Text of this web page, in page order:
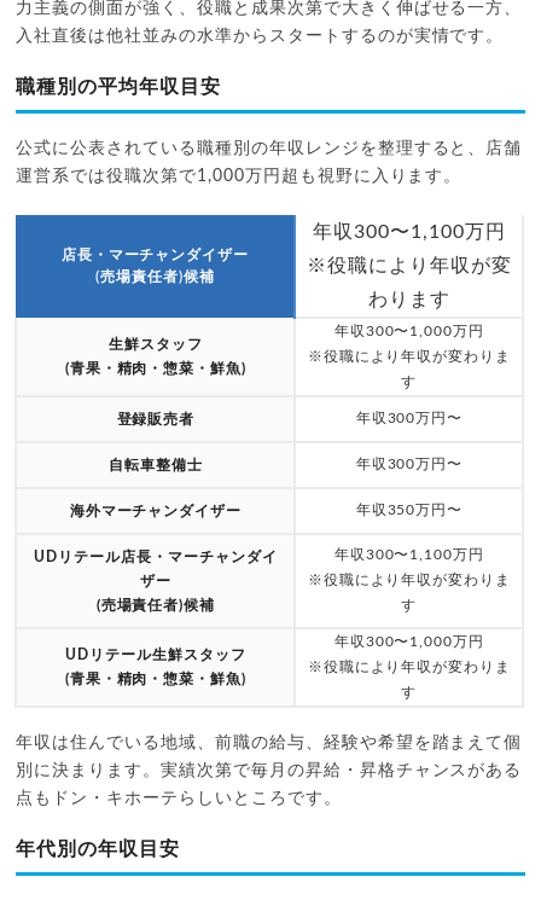
力主義の側面が強く、役職と成果次第で大きく伸ばせる一方、
入社直後は他社並みの水準からスタートするのが実情です。
職種別の平均年収目安
公式に公表されている職種別の年収レンジを整理すると、店舗
運営系では役職次第で1,000万円超も視野に入ります。
店長・マーチャンダイザー
(売場責任者)候補
年収300〜1,100万円
※役職により年収が変
わります
生鮮スタッフ
(青果・精肉・惣菜・鮮魚)
年収300〜1,000万円
※役職により年収が変わりま
す
登録販売者 年収300万円〜
自転車整備士 年収300万円〜
海外マーチャンダイザー 年収350万円〜
UDリテール店長・マーチャンダイ
ザー
(売場責任者)候補
年収300〜1,100万円
※役職により年収が変わりま
す
UDリテール生鮮スタッフ
(青果・精肉・惣菜・鮮魚)
年収300〜1,000万円
※役職により年収が変わりま
す
年収は住んでいる地域、前職の給与、経験や希望を踏まえて個
別に決まります。実績次第で毎月の昇給・昇格チャンスがある
点もドン・キホーテらしいところです。
年代別の年収目安